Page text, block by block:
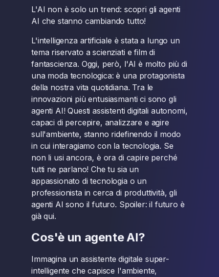
L'AI non è solo un trend: scopri gli agenti
AI che stanno cambiando tutto!
L'intelligenza artificiale è stata a lungo un
tema riservato a scienziati e film di
fantascienza. Oggi, però, l'AI è molto più di
una moda tecnologica: è una protagonista
della nostra vita quotidiana. Tra le
innovazioni più entusiasmanti ci sono gli
agenti AI! Questi assistenti digitali autonomi,
capaci di percepire, analizzare e agire
sull'ambiente, stanno ridefinendo il modo
in cui interagiamo con la tecnologia. Se
non li usi ancora, è ora di capire perché
tutti ne parlano! Che tu sia un
appassionato di tecnologia o un
professionista in cerca di produttività, gli
agenti AI sono il futuro. Spoiler: il futuro è
già qui.
Cos'è un agente AI?
Immagina un assistente digitale super-
intelligente che capisce l'ambiente,